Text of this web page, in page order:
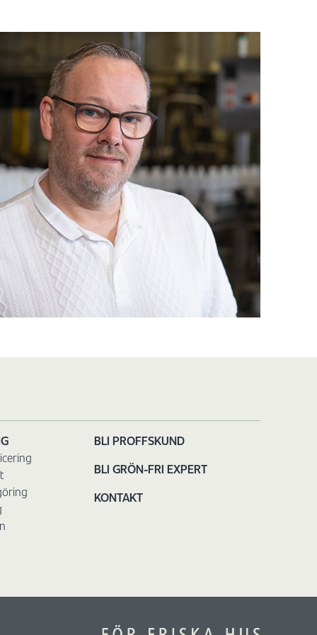
BLI PROFFSKUND
BLI GRÖN-FRI EXPERT
KONTAKT